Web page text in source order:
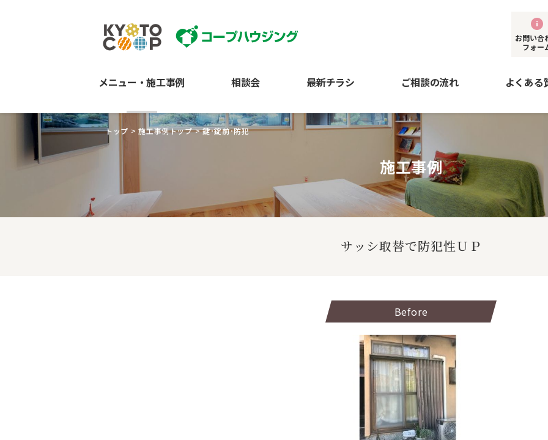
お問い合
フォー
メニュー・施工事例 相談会 最新チラシ ご相談の流れ よくある
トップ > 施工事例トップ > 鍵･錠前･防犯
施工事例
サッシ取替で防犯性ＵＰ
Before